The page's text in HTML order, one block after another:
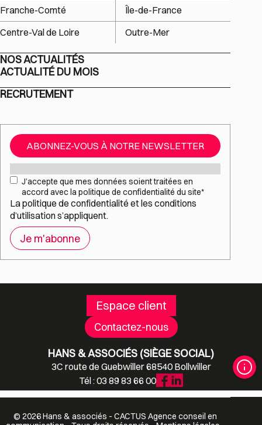
Franche-Comté
Île-de-France
Centre-Val de Loire
Outre-Mer
NOS ACTUALITÉS
ACTUALITÉ DU MOIS
RECRUTEMENT
ABONNEZ-VOUS À NOTRE NEWSLETTER
RGPD*
J’accepte que mes données soient traitées en
accord avec la politique de confidentialité du site*
Lapolitique de confidentialité et les conditions
d’utilisations’appliquent.
Espace client
Contactez-nous
HANS & ASSOCIÉS (SIÈGE SOCIAL)
3C route de Guebwiller 68540 Bollwiller
Tél : 03 89 83 66 00
© 2026 Hans & associés -CACTUS Agence conseil en